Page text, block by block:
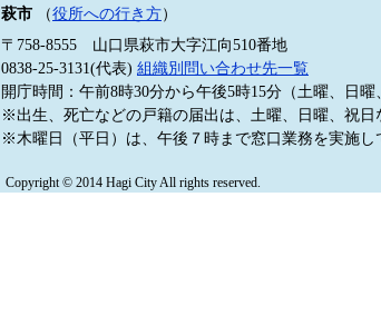
萩市 （役所への行き方）
〒758-8555 山口県萩市大字江向510番地
0838-25-3131(代表) 組織別問い合わせ先一覧
開庁時間：午前8時30分から午後5時15分（土曜、日曜
※出生、死亡などの戸籍の届出は、土曜、日曜、祝日
※木曜日（平日）は、午後７時まで窓口業務を実施し
Copyright © 2014 Hagi City All rights reserved.